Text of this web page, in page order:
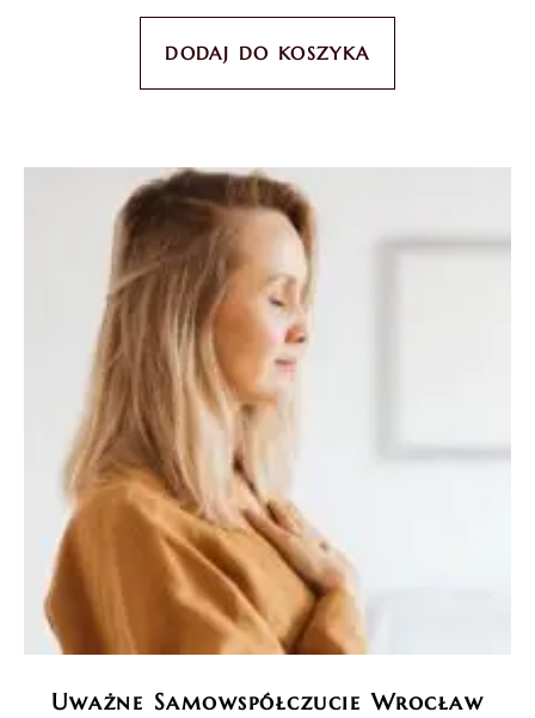
DODAJ DO KOSZYKA
Uważne Samowspółczucie Wrocław